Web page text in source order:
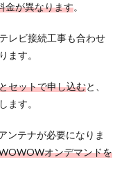
金が異なります。
レビ接続工事も合わせ
ます。
セットで申し込むと、
ます。
ンテナが必要になりま
オンデマンドを